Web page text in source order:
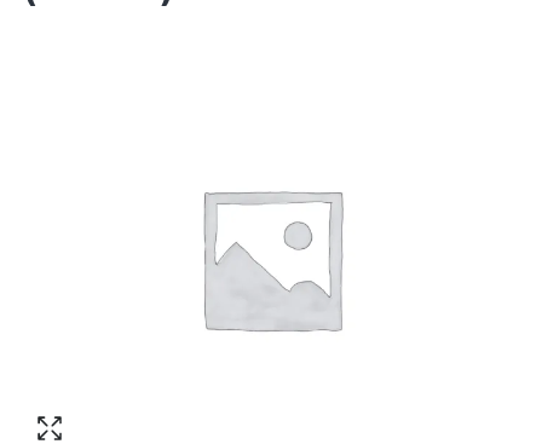
Согласен с обработкой персональных
Согласен с обработкой персональных
данных в соответствии с
конфиденциальности